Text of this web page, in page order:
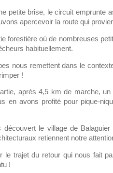
petite brise, le circuit emprunte
apercevoir la route qui
forestière où de nombreuses
habituellement.
nous remettent dans le
!
après 4,5 km de marche,
en avons profité pour pique-
découvert le village de
retiennent notre
le trajet du retour qui nous fait
!